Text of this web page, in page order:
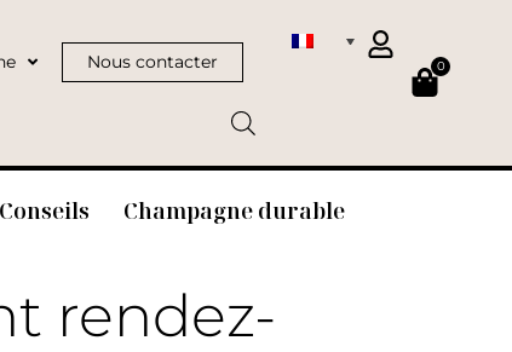
Nous contacter 0
Conseils Champagne durable
rendez-